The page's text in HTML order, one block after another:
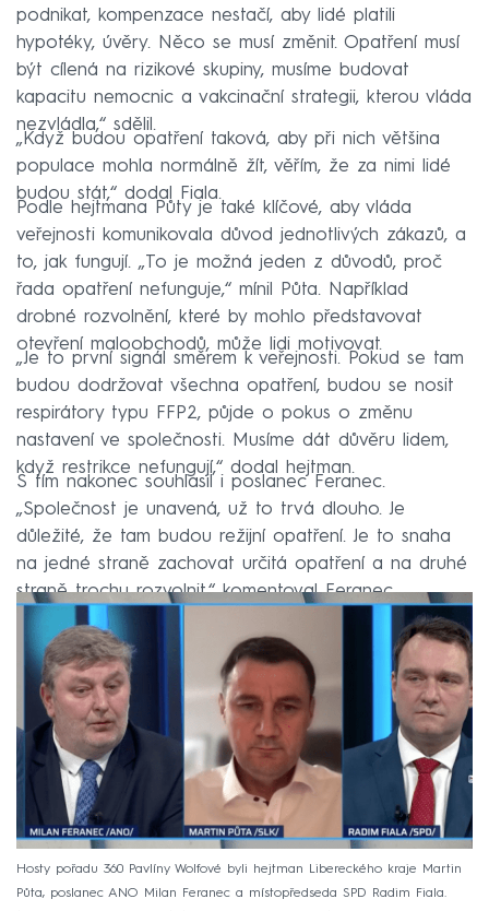
podnikat, kompenzace nestačí, aby lidé platili
hypotéky, úvěry. Něco se musí změnit. Opatření musí
být cílená na rizikové skupiny, musíme budovat
kapacitu nemocnic a vakcinační strategii, kterou vláda
nezvládla,“ sdělil.
„Když budou opatření taková, aby při nich většina
populace mohla normálně žít, věřím, že za nimi lidé
budou stát,“ dodal Fiala.
Podle hejtmana Půty je také klíčové, aby vláda
veřejnosti komunikovala důvod jednotlivých zákazů, a
to, jak fungují. „To je možná jeden z důvodů, proč
řada opatření nefunguje,“ mínil Půta. Například
drobné rozvolnění, které by mohlo představovat
otevření maloobchodů, může lidi motivovat.
„Je to první signál směrem k veřejnosti. Pokud se tam
budou dodržovat všechna opatření, budou se nosit
respirátory typu FFP2, půjde o pokus o změnu
nastavení ve společnosti. Musíme dát důvěru lidem,
když restrikce nefungují,“ dodal hejtman.
S tím nakonec souhlasil i poslanec Feranec.
„Společnost je unavená, už to trvá dlouho. Je
důležité, že tam budou režijní opatření. Je to snaha
na jedné straně zachovat určitá opatření a na druhé
straně trochu rozvolnit,“ komentoval Feranec.
Hosty pořadu 360 Pavlíny Wolfové byli hejtman Libereckého kraje Martin
Půta, poslanec ANO Milan Feranec a místopředseda SPD Radim Fiala.